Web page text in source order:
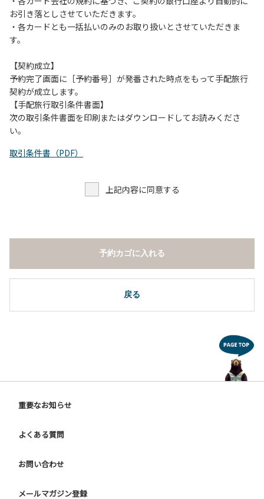
【お客様へお願い】
・パブリックスペースでは、食事中以外はマスクの着用をお
願いします。
・トイレは各客室のトイレをご利用ください。
※緊急時以外の食堂のトイレの使用は禁止とさせていただき
ます。
お引き落としさせていただきます。
・各カードとも一括払いのみのお取り扱いとさせていただきま
す。
【契約成立】
予約完了画面に［予約番号］が発番された時点をもって手配旅行
契約が成立します。
【手配旅行取引条件書面】
次の取引条件書面を印刷またはダウンロードしてお読みくださ
い。
取引条件書（PDF）
上記内容に同意する
戻る
予約カゴに入れる
重要なお知らせ
よくある質問
お問い合わせ
メールマガジン登録